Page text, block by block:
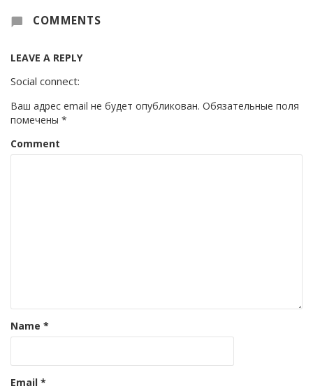
COMMENTS
LEAVE A REPLY
Social connect:
Ваш адрес email не будет опубликован. Обязательные поля
помечены *
Comment
Name *
Email *